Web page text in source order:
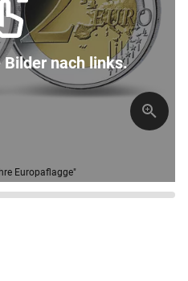
Europaflagge"
Bilder nach links.